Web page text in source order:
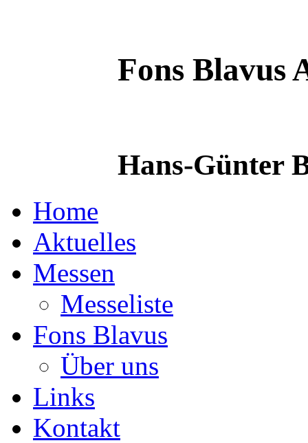
Fons Blavus
Hans-Günter
Home
Aktuelles
Messen
Messeliste
Fons Blavus
Über uns
Links
Kontakt